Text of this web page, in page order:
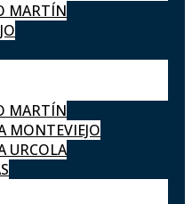
MARTÍN
MARTÍN
MONTEVIEJO
URCOLA